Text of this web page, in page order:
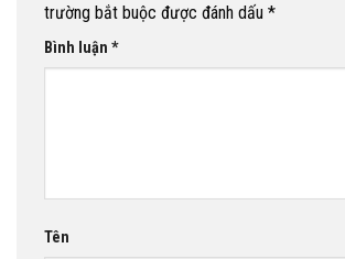
trường bắt buộc được đánh dấu *
Bình luận *
Tên